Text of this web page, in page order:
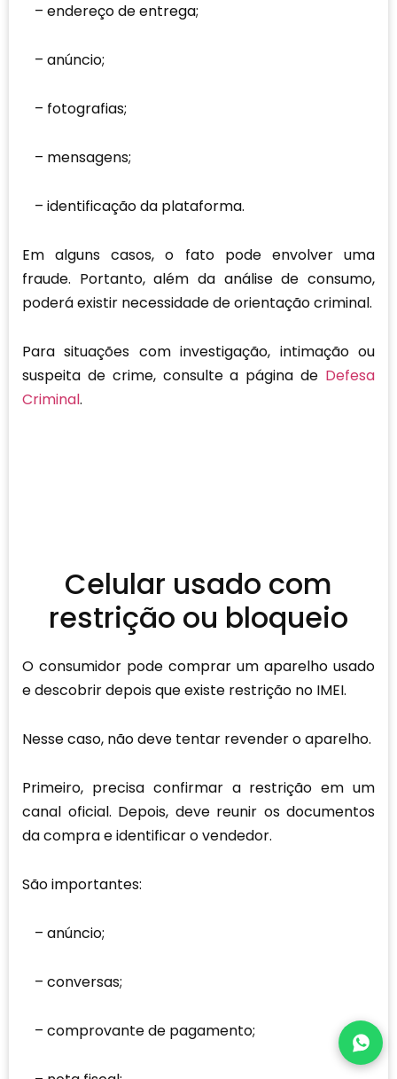
endereço de entrega;
anúncio;
fotografias;
mensagens;
identificação da plataforma.
Em alguns casos, o fato pode envolver uma
fraude. Portanto, além da análise de consumo,
poderá existir necessidade de orientação criminal.
Para situações com investigação, intimação ou
suspeita de crime, consulte a página de Defesa
Criminal.
Celular usado com
restrição ou bloqueio
O consumidor pode comprar um aparelho usado
e descobrir depois que existe restrição no IMEI.
Nesse caso, não deve tentar revender o aparelho.
Primeiro, precisa confirmar a restrição em um
canal oficial. Depois, deve reunir os documentos
da compra e identificar o vendedor.
São importantes:
anúncio;
conversas;
comprovante de pagamento;